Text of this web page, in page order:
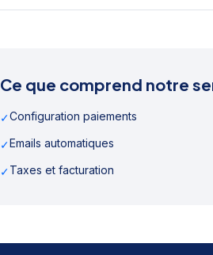
Ce que comprend notre
✓Configuration paiements
✓Emails automatiques
✓Taxes et facturation